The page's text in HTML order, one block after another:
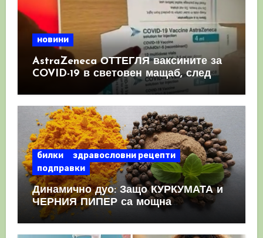
новини
AstraZeneca ОТТЕГЛЯ ваксините за
COVID-19 в световен мащаб, след
като призна, че те причиняват
КРЪВНИ съсиреци
билки
здравословни рецепти
подправки
Динамично дуо: Защо КУРКУМАТА и
ЧЕРНИЯ ПИПЕР са мощна
комбинация